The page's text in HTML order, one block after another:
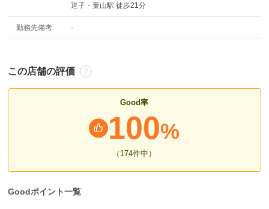
逗子・葉山駅 徒歩21分
勤務先備考 -
この店舗の評価
Good率
100%
（174件中 ）
Goodポイント一覧